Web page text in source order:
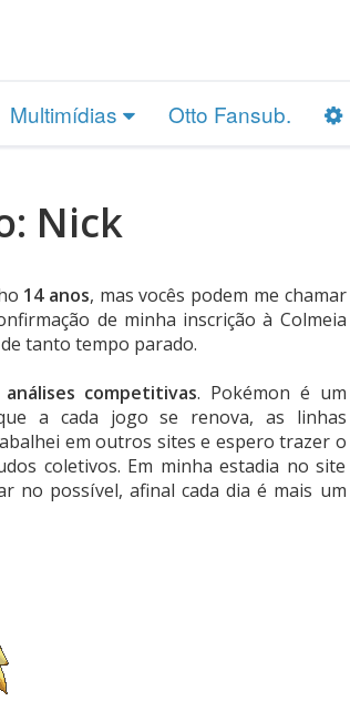
Multimídias Otto Fansub.
Nick
14 anos, mas vocês podem me chamar
de minha inscrição à Colmeia
tanto tempo parado.
análises competitivas. Pokémon é um
a cada jogo se renova, as linhas
em outros sites e espero trazer o
coletivos. Em minha estadia no site
no possível, afinal cada dia é mais um